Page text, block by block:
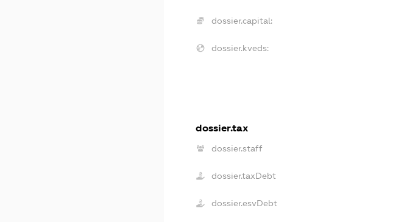
dossier.capital:
dossier.kveds:
dossier.tax
dossier.staff
dossier.taxDebt
dossier.esvDebt